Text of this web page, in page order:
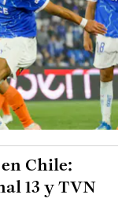
Chile:
13 y TVN